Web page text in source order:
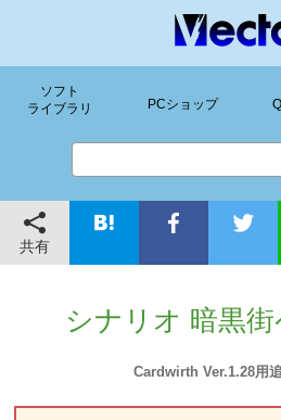
ソフト
ライブラリ
PCショップ
共有
シナリオ 暗黒
Cardwirth Ver.1.28用